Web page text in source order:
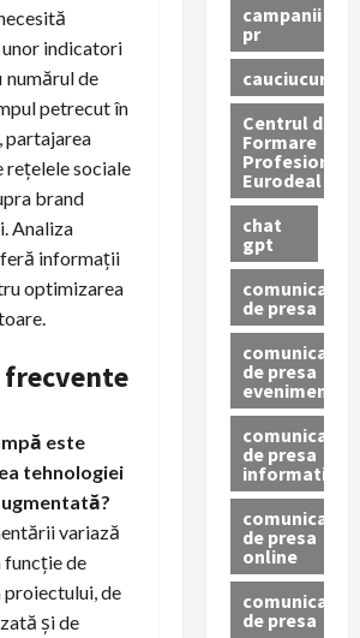
indicatori
numărul de
petrecut în
partajarea
rețelele sociale
brand
Analiza
informații
optimizarea
este
tehnologiei
variază
de
de
și de
campanii
pr
cauciucuri
Centrul de
Formare
Profesionala
Eurodeal
chat
gpt
comunicat
de presa
comunicat
de presa
eveniment
comunicat
de presa
informativ
comunicat
de presa
online
comunicate
de presa